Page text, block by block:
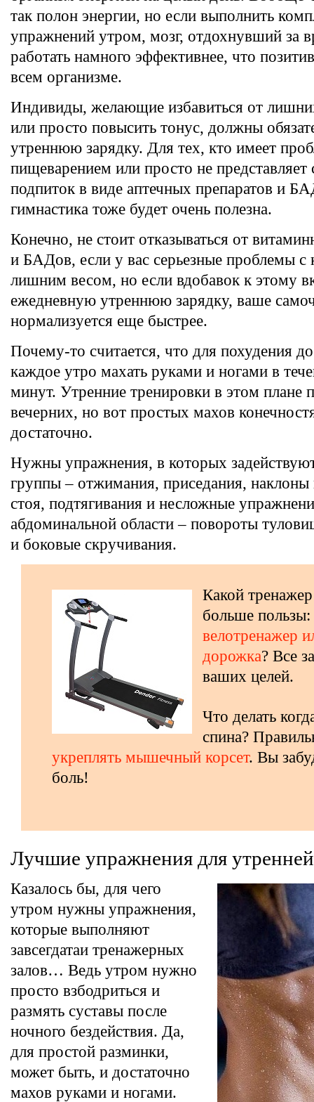
так полон энергии, но если выполнить
упражнений утром, мозг, отдохнувший за
работать намного эффективнее, что
всем организме.
Индивиды, желающие избавиться от
или просто повысить тонус, должны
утреннюю зарядку. Для тех, кто имеет
пищеварением или просто не представляет
подпиток в виде аптечных препаратов и
гимнастика тоже будет очень полезна.
Конечно, не стоит отказываться от
и БАДов, если у вас серьезные проблемы
лишним весом, но если вдобавок к этому
ежедневную утреннюю зарядку, ваше
нормализуется еще быстрее.
Почему-то считается, что для похудения
каждое утро махать руками и ногами в
минут. Утренние тренировки в этом плане
вечерних, но вот простых махов
достаточно.
Нужны упражнения, в которых
группы – отжимания, приседания,
стоя, подтягивания и несложные
абдоминальной области – повороты
и боковые скручивания.
Какой
больше пользы:
велотренажер
дорожка? Все
ваших целей.
Что делать
спина?
укреплять мышечный корсет. Вы
боль!
Лучшие упражнения для
Казалось бы, для чего
утром нужны упражнения,
которые выполняют
завсегдатаи тренажерных
залов… Ведь утром нужно
просто взбодриться и
размять суставы после
ночного бездействия. Да,
для простой разминки,
может быть, и достаточно
махов руками и ногами.